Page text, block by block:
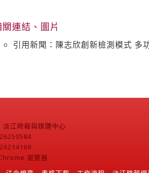
關連結、圖片
引用新聞：陳志欣創新檢測模式 多
淡江時報與媒體中心
瀏覽器